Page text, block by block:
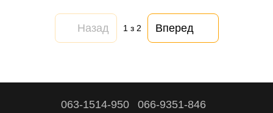
Назад 1з 2 Вперед
063-1514-950 066-9351-846